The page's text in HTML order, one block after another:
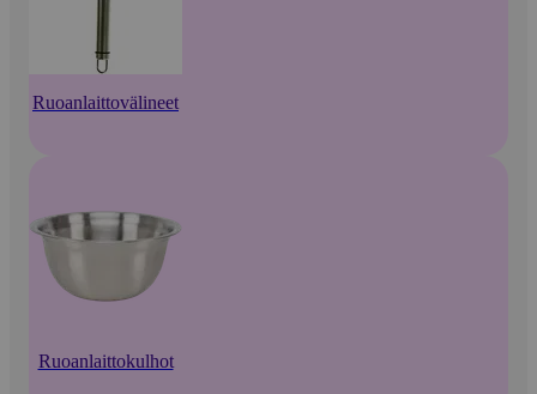
Ruoanlaittovälineet
Ruoanlaittokulhot